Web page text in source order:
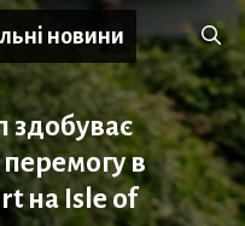
новини
в
на Isle of